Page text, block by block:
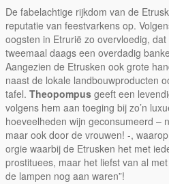
De fabelachtige rijkdom van de
reputatie van feestvarkens op.
oogsten in Etrurië zo overvloedig,
tweemaal daags een overdadig
Aangezien de Etrusken ook grote
naast de lokale landbouwproducten
tafel. Theopompus geeft een
volgens hem aan toeging bij zo’n
hoeveelheden wijn geconsumeerd –
maar ook door de vrouwen! -,
orgie waarbij de Etrusken het met
prostituees, maar het liefst van al
de lampen nog aan waren”!